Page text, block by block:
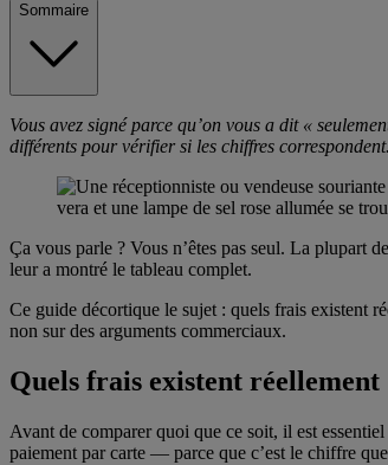
Sommaire
Vous avez signé parce qu’on vous a dit «
différents pour vérifier si les chiffres correspondent.
Ça vous parle ? Vous n’êtes pas seul. La plupart
leur a montré le tableau complet.
Ce guide décortique le sujet : quels frais existent
non sur des arguments commerciaux.
Quels frais existent
Avant de comparer quoi que ce soit, il est
paiement par carte — parce que c’est le chiffre